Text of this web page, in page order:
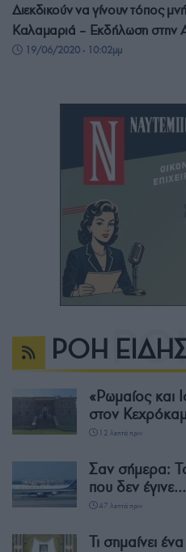
Διεκδικούν να γίνουν τόπος
Καλαμαριά – Εκδήλωση στην
19/06/2020 - 10:02μμ
ΡΟΗ
«Ρωμαίος και
στον
12 λεπτά πριν
Σαν σήμερα:
που δεν
47 λεπτά πριν
Τι σημαίνει